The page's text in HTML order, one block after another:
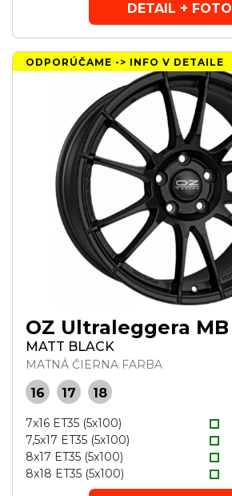
DETAIL + FOTO
ODPORÚČAME -> INFO V DETAILE
OZ Ultraleggera MB
MATT BLACK
MATNÁ ČIERNA FARBA
16 17 18
7x16 ET35 (5x100)
7,5x17 ET35 (5x100)
8x17 ET35 (5x100)
8x18 ET35 (5x100)